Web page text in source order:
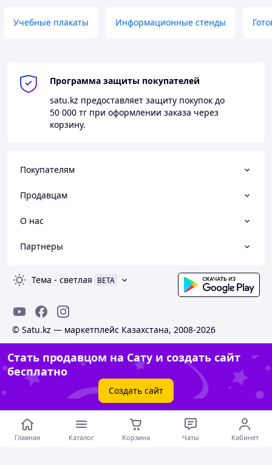
Учебные плакаты Информационные стенды
Программа защиты покупателей
satu.kz предоставляет защиту покупок до
50 000 тг при оформлении заказа через
корзину.
Покупателям
Продавцам
О нас
Партнеры
Тема - светлая BETA
© Satu.kz — маркетплейс Казахстана, 2008-2026
Стать продавцом на Сату и создать сайт
бесплатно
Создать сайт
Главная Каталог Корзина Чаты Кабинет